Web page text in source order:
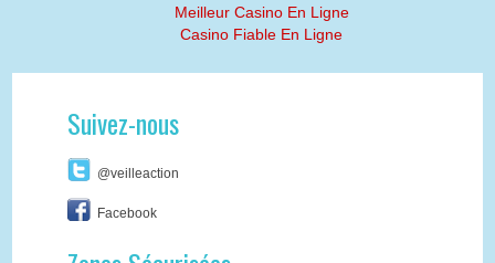
Meilleur Casino En Ligne
Casino Fiable En Ligne
Suivez-nous
@veilleaction
Facebook